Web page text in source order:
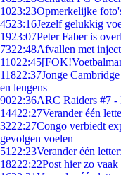
1023:23Opmerkelijke
4523:16Jezelf gelukkig
1923:07Peter Faber is
7322:48Afvallen met
11022:45
11822:37Jonge
en leugens
9022:36ARC Raiders #7 -
14422:27Verander één
3222:27Congo verbiedt
gevolgen voelen
51 22:23Verander één
18222:22Post hier zo